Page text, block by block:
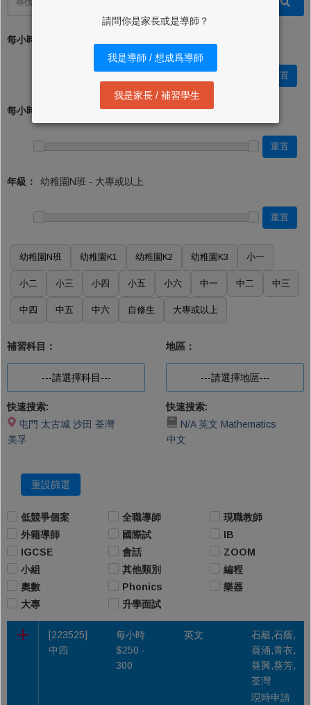
請問你是家長或是導師？
我是導師 / 想成爲導師
我是家長 / 補習學生
每小時學費 (最低)：*
重置
每小時學費 (最高)：
重置
年級：
重置
幼稚園N班 幼稚園K1 幼稚園K2 幼稚園K3 小一
小二 小三 小四 小五 小六 中一 中二 中三
中四 中五 中六 自修生 大專或以上
補習科目： 地區：
---請選擇科目--- ---請選擇地區---
快速搜索:
屯門 太古城 沙田 荃灣
美孚
快速搜索:
N/A 英文 Mathematics
中文
重設篩選
低競爭個案 全職導師
現職教師
外籍導師
國際試
IB
IGCSE
會話
ZOOM
小組
其他類別
編程
奧數
Phonics
樂器
大專
升學面試
[223525]
中四
每小時
$250 -
300
英文
石籬,石蔭,
葵涌,青衣,
葵興,葵芳,
荃灣
現時申請